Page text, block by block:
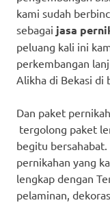
kami sudah
sebagai jasa
peluang kali ini
perkembangan
Alikha di Bekasi di
Dan paket
tergolong paket
begitu
pernikahan yang
lengkap dengan
pelaminan,